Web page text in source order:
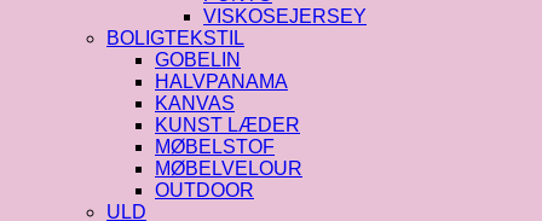
VISKOSEJERSEY
BOLIGTEKSTIL
GOBELIN
HALVPANAMA
KANVAS
KUNST LÆDER
MØBELSTOF
MØBELVELOUR
OUTDOOR
ULD